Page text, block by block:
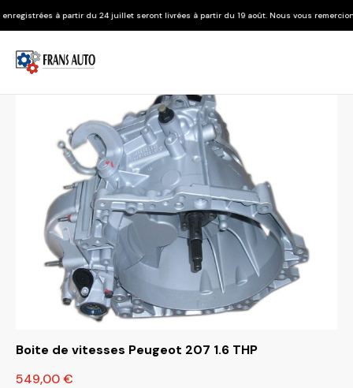
24 juillet seront livrées à partir du 19 août. Nous vous remercions de votre
Boite de vitesses Peugeot 207 1.6 THP
549,00€